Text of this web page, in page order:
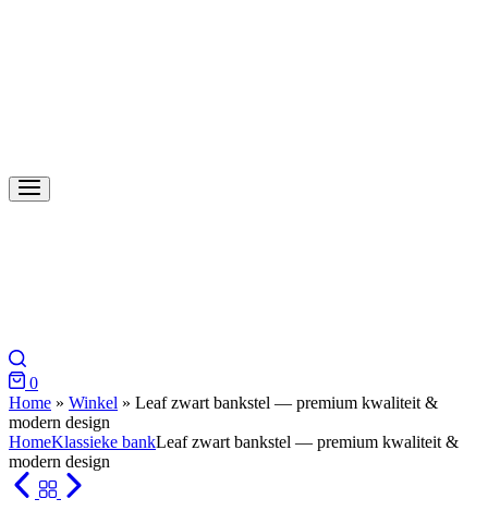
0
Cart
Home » Winkel » Leaf zwart bankstel — premium kwaliteit &
modern design
HomeKlassieke bankLeaf zwart bankstel — premium kwaliteit &
modern design